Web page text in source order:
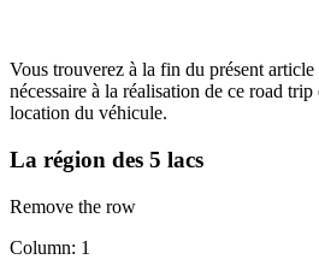
Vous trouverez à la fin du présent
nécessaire à la réalisation de ce road
location du véhicule.
La région des 5 lacs
Remove the row
Column: 1